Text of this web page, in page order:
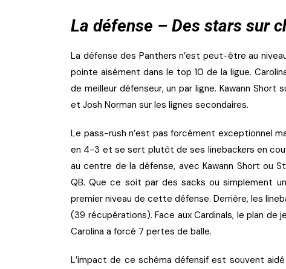
La défense – Des stars sur
La défense des Panthers n’est peut-être au
pointe aisément dans le top 10 de la ligue.
de meilleur défenseur, un par ligne. Kawann Short
et Josh Norman sur les lignes secondaires.
Le pass-rush n’est pas forcément exceptionnel
en 4-3 et se sert plutôt de ses linebackers en
au centre de la défense, avec Kawann Short ou
QB. Que ce soit par des sacks ou simplement
premier niveau de cette défense. Derrière, les
(39 récupérations). Face aux Cardinals, le plan
Carolina a forcé 7 pertes de balle.
L’impact de ce schéma défensif est souvent